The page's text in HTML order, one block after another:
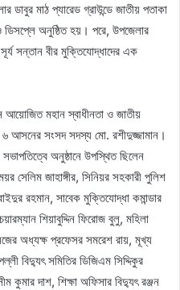
মাঠ প্যারেড গ্রাউন্ডে জাতীয় পতাকা
ডিসপ্লে অনুষ্ঠিত হয়। পরে, উপজেলার
সূর্য সন্তান বীর মুক্তিযোদ্ধাদের এক
আয়োজিত মহান স্বাধীনতা ও জাতীয়
৬ আসনের সংসদ সদস্য মো. রশীদুজ্জামান।
সভাপতিত্বে অনুষ্ঠানে উপস্থিত ছিলেন
সেলিম জাহাঙ্গীর, সিনিয়র সহকারী পুলিশ
রহমান, সাবেক মুক্তিযোদ্ধা কমান্ডার
শিয়াবুদ্দিন ফিরোজ বুলু, মহিলা
অধ্যক্ষ প্রফেসর সমরেশ রায়, মূখ্য
বিদ্যুৎ সমিতির ডিজিএম সিদ্দিকুর
কুমার দাশ, শিক্ষা অফিসার বিদ্যুৎ রঞ্জন